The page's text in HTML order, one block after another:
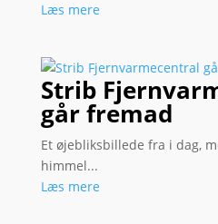
Læs mere
Strib
går fremad
Et øjebliksbillede fra i dag,
himmel...
Læs mere